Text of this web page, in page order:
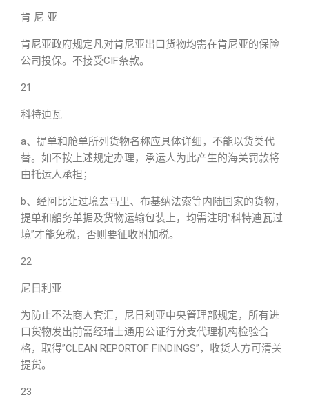
肯 尼 亚
肯尼亚政府规定凡对肯尼亚出口货物均需在肯尼亚的保险
公司投保。不接受CIF条款。
21
科特迪瓦
a、提单和舱单所列货物名称应具体详细，不能以货类代
替。如不按上述规定办理，承运人为此产生的海关罚款将
由托运人承担；
b、经阿比让过境去马里、布基纳法索等内陆国家的货物，
提单和船务单据及货物运输包装上，均需注明”科特迪瓦过
境”才能免税，否则要征收附加税。
22
尼日利亚
为防止不法商人套汇，尼日利亚中央管理部规定，所有进
口货物发出前需经瑞士通用公证行分支代理机构检验合
格，取得”CLEAN REPORTOF FINDINGS”，收货人方可清关
提货。
23